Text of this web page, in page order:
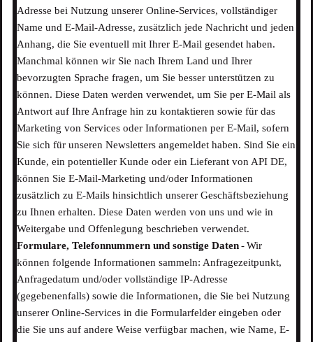
Adresse bei Nutzung unserer Online-Services, vollständiger
Name und E-Mail-Adresse, zusätzlich jede Nachricht und jeden
Anhang, die Sie eventuell mit Ihrer E-Mail gesendet haben.
Manchmal können wir Sie nach Ihrem Land und Ihrer
bevorzugten Sprache fragen, um Sie besser unterstützen zu
können. Diese Daten werden verwendet, um Sie per E-Mail als
Antwort auf Ihre Anfrage hin zu kontaktieren sowie für das
Marketing von Services oder Informationen per E-Mail, sofern
Sie sich für unseren Newsletters angemeldet haben. Sind Sie ein
Kunde, ein potentieller Kunde oder ein Lieferant von API DE,
können Sie E-Mail-Marketing und/oder Informationen
zusätzlich zu E-Mails hinsichtlich unserer Geschäftsbeziehung
zu Ihnen erhalten. Diese Daten werden von uns und wie in
Weitergabe und Offenlegung beschrieben verwendet.
Formulare, Telefonnummern und sonstige Daten- Wir
können folgende Informationen sammeln: Anfragezeitpunkt,
Anfragedatum und/oder vollständige IP-Adresse
(gegebenenfalls) sowie die Informationen, die Sie bei Nutzung
unserer Online-Services in die Formularfelder eingeben oder
die Sie uns auf andere Weise verfügbar machen, wie Name, E-